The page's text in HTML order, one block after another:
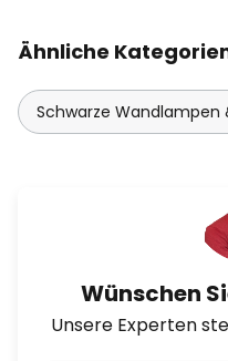
Ähnliche
Schwarze
Wünschen
Unsere Experten